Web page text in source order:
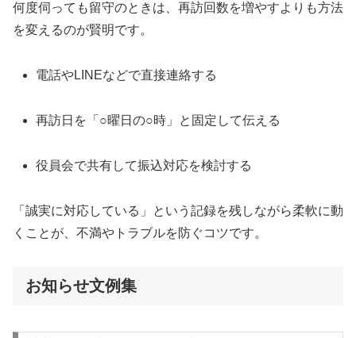
何度伺っても留守のときは、再訪回数を増やすよりも方法
を変えるのが賢明です。
電話やLINEなどで直接連絡する
再訪日を「○曜日の○時」と固定して伝える
役員会で共有して振込対応を検討する
「誠実に対応している」という記録を残しながら柔軟に動
くことが、不満やトラブルを防ぐコツです。
お知らせ文例集